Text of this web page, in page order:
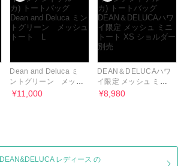
Dean and Deluca ミ
ントグリーン メッシ
ュトート L
¥11,000
DEAN＆DELUCAハワ
イ限定 メッシュ ミニ
トート XS ショルダー
¥8,980
DEAN&DELUCA レディース の